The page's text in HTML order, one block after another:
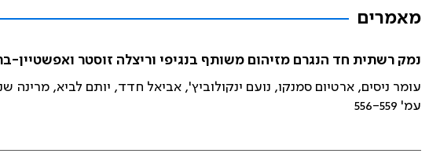
מאמרים
נמק רשתית חד הנגרם מזיהום משותף בנגיפי וריצלה זוסטר
עומר ניסים, ארטיום סמנקו, נועם ינקולוביץ', אביאל חדד, יותם לביא, מרינה
עמ' 556-559